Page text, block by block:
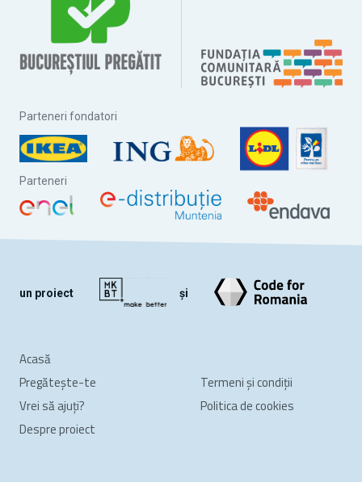
Parteneri fondatori
Parteneri
un proiect și
Acasă
Pregătește-te
Vrei să ajuți?
Despre proiect
Termeni și condiții
Politica de cookies